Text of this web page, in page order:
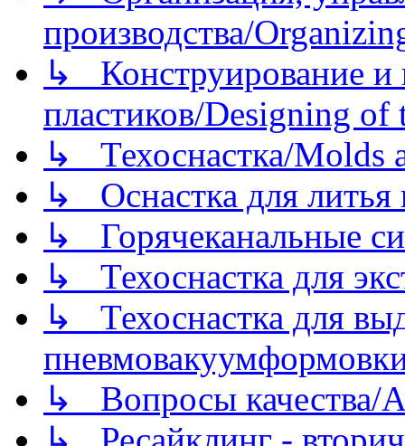
производства/
↳ Конструирование и
пластиков/Designing of
↳ Техоснастка/Molds
↳ Оснастка для литья
↳ Горячеканальные
↳ Техоснастка для
↳ Техоснастка для
↳ Вопросы качества/